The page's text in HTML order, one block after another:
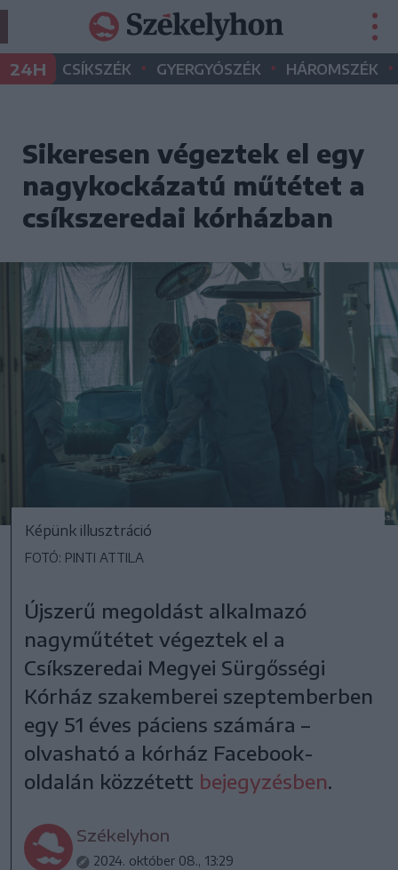
24H CSÍKSZÉK • GYERGYÓSZÉK • HÁROMSZÉK •
Sikeresen végeztek el egy
nagykockázatú műtétet a
csíkszeredai kórházban
Képünk illusztráció
FOTÓ: PINTI ATTILA
Újszerű megoldást alkalmazó
nagyműtétet végeztek el a
Csíkszeredai Megyei Sürgősségi
Kórház szakemberei szeptemberben
egy 51 éves páciens számára –
olvasható a kórház Facebook-
oldalán közzétett bejegyzésben.
Székelyhon
2024. október 08., 13:29